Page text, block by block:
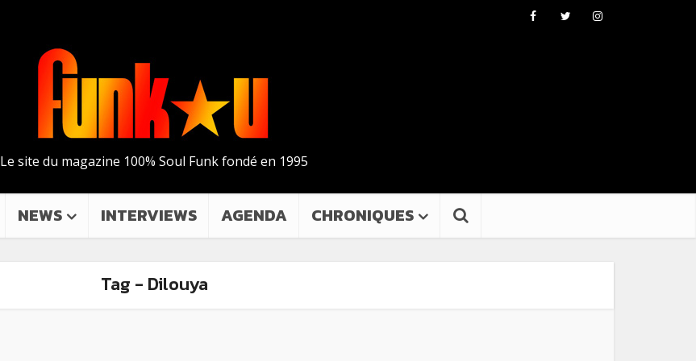
Le site du magazine 100% Soul Funk fondé en 1995
NEWS INTERVIEWS AGENDA CHRONIQUES
Tag - Dilouya